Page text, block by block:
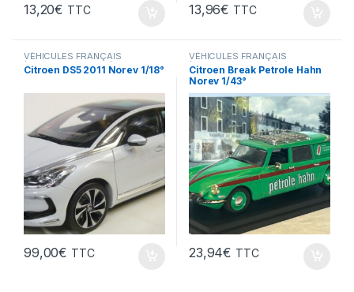
13,20€ TTC 13,96€ TTC
VÉHICULES FRANÇAIS
(voitures,camions...)
Citroen DS5 2011 Norev 1/18°
99,00€ TTC
VÉHICULES FRANÇAIS
(voitures,camions...)
Citroen Break Petrole Hahn
Norev 1/43°
23,94€ TTC